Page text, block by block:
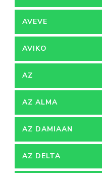
AVEVE
AVIKO
AZ
AZ ALMA
AZ DAMIAAN
AZ DELTA